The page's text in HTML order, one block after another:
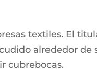
textiles. El
alrededor de
cubrebocas.